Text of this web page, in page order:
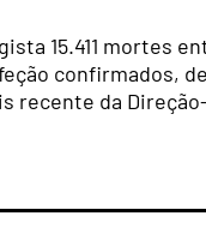
15.411 mortes
confirmados,
recente da